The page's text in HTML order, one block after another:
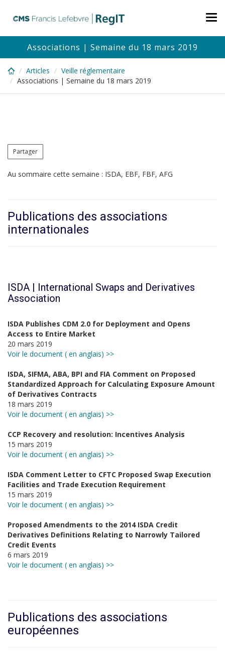
content
Associations | Semaine du 18 mars 2019
Articles
Veille réglementaire
Associations | Semaine du 18 mars 2019
Partager
Au sommaire cette semaine : ISDA, EBF, FBF, AFG
Publications des associations
internationales
ISDA | International Swaps and Derivatives
Association
ISDA Publishes CDM 2.0 for Deployment and Opens
Access to Entire Market
20 mars 2019
Voir le document ( en anglais) >>
ISDA, SIFMA, ABA, BPI and FIA Comment on Proposed
Standardized Approach for Calculating Exposure Amount
of Derivatives Contracts
18 mars 2019
Voir le document ( en anglais) >>
CCP Recovery and resolution: Incentives Analysis
15 mars 2019
Voir le document ( en anglais) >>
ISDA Comment Letter to CFTC Proposed Swap Execution
Facilities and Trade Execution Requirement
15 mars 2019
Voir le document ( en anglais) >>
Proposed Amendments to the 2014 ISDA Credit
Derivatives Definitions Relating to Narrowly Tailored
Credit Events
6 mars 2019
Voir le document ( en anglais) >>
Publications des associations
européennes